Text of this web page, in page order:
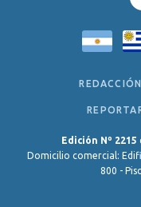
REDACCIÓN
Edición Nº 2215
Domicilio comercial:
800 -